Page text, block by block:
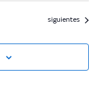
Actividades
siguientes